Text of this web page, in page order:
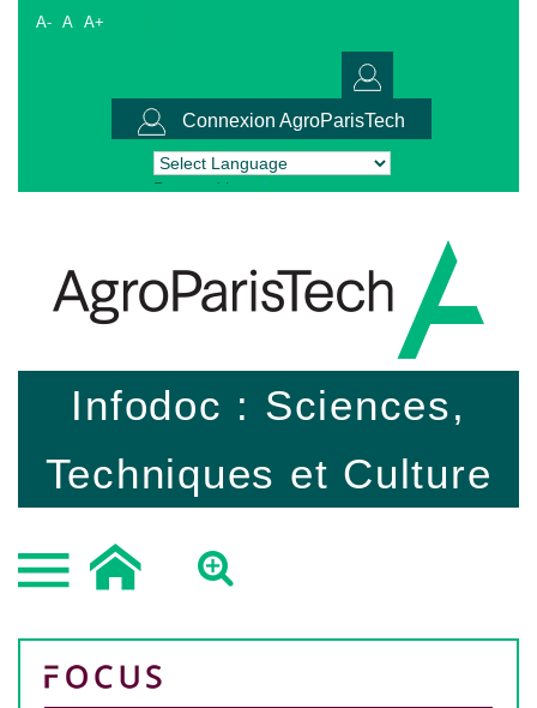
A- A A+
Connexion AgroParisTech
Powered by Translate
Infodoc : Sciences,
Techniques et Culture